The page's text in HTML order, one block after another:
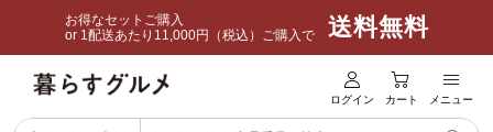
お得なセットご購入
or 1配送あたり11,000円（税込）ご購入で
送料無料
ログイン カート メニュー